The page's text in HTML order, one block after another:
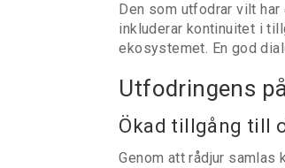
Den som utfodrar vilt
inkluderar kontinuitet i
ekosystemet. En god
Utfodringens
Ökad tillgång till
Genom att rådjur